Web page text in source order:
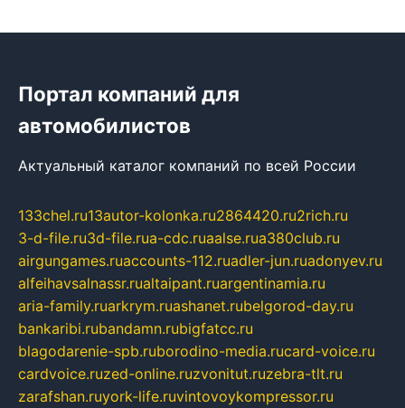
Портал компаний для
автомобилистов
Актуальный каталог компаний по всей России
133chel.ru13autor-kolonka.ru2864420.ru2rich.ru
3-d-file.ru3d-file.rua-cdc.ruaalse.rua380club.ru
airgungames.ruaccounts-112.ruadler-jun.ruadonyev.ru
alfeihavsalnassr.rualtaipant.ruargentinamia.ru
aria-family.ruarkrym.ruashanet.rubelgorod-day.ru
bankaribi.rubandamn.rubigfatcc.ru
blagodarenie-spb.ruborodino-media.rucard-voice.ru
cardvoice.ruzed-online.ruzvonitut.ruzebra-tlt.ru
zarafshan.ruyork-life.ruvintovoykompressor.ru